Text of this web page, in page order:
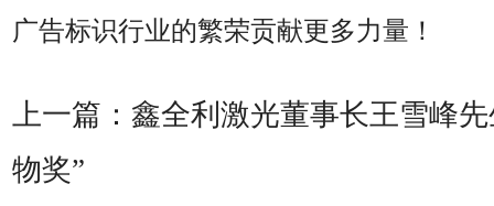
广告标识行业的繁荣贡献更多力量！
上一篇： 鑫全利激光董事长王雪峰
物奖”